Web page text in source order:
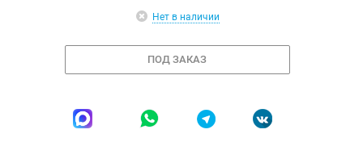
Нет в наличии
ПОД ЗАКАЗ